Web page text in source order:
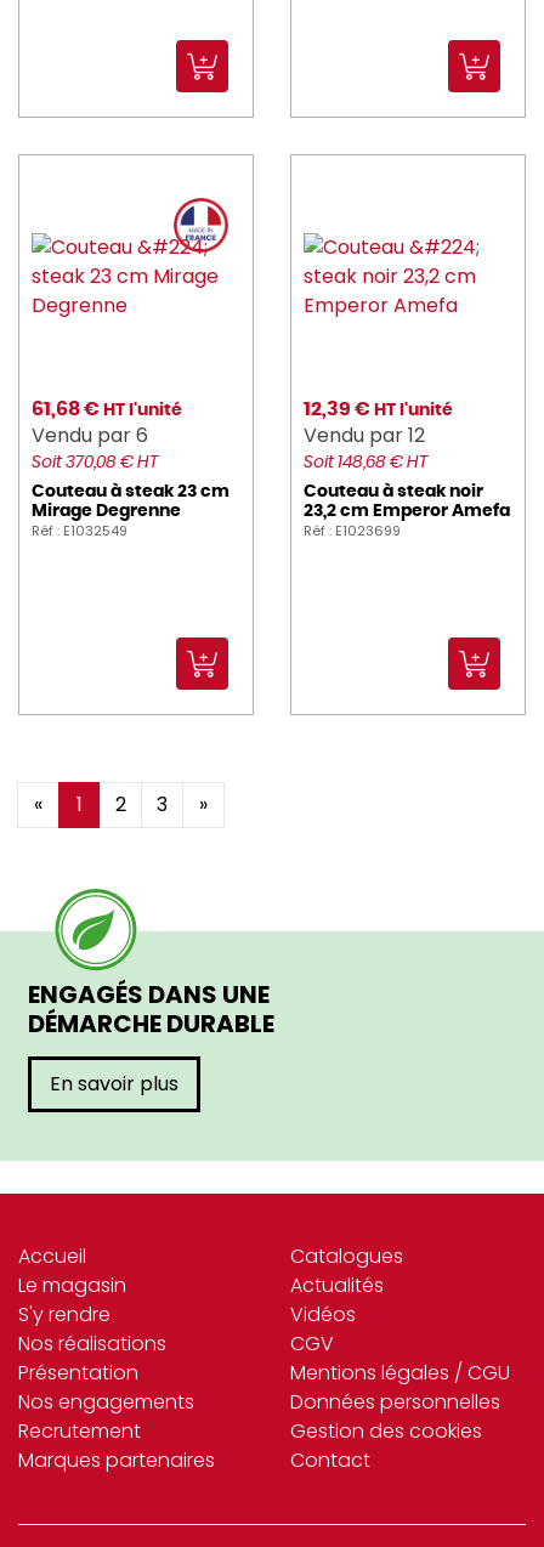
61,68 € HT l'unité
Vendu par 6
Soit 370,08 € HT
Couteau à steak 23 cm
Mirage Degrenne
Réf : E1032549
12,39 € HT l'unité
Vendu par 12
Soit 148,68 € HT
Couteau à steak noir
23,2 cm Emperor Amefa
Réf : E1023699
« 1 2 3 »
ENGAGÉS DANS UNE
DÉMARCHE DURABLE
En savoir plus
Accueil
Le magasin
S'y rendre
Nos réalisations
Présentation
Nos engagements
Recrutement
Marques partenaires
Catalogues
Actualités
Vidéos
CGV
Mentions légales / CGU
Données personnelles
Gestion des cookies
Contact